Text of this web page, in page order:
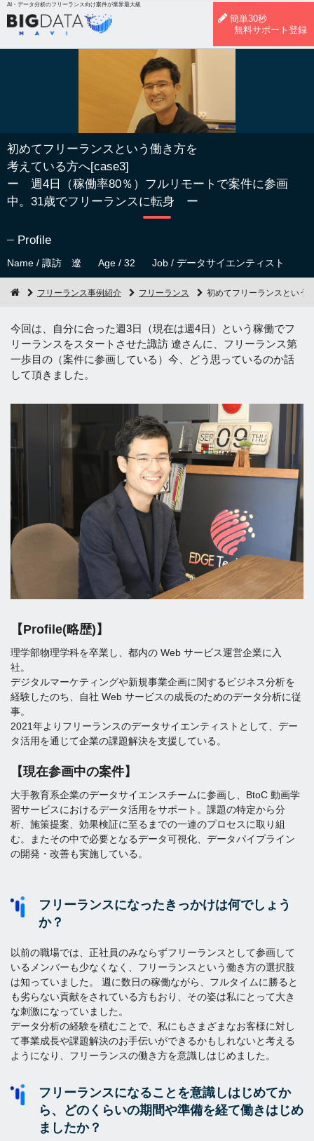
AI・データ分析のフリーランス向け案件が業界最大級
簡単30秒
無料サポート登録
初めてフリーランスという働き方を
考えている方へ[case3]
ー 週4日（稼働率80％）フルリモートで案件に参画
中。31歳でフリーランスに転身 ー
Profile
Name / 諏訪 遼 Age / 32 Job / データサイエンティスト
フリーランス事例紹介 フリーランス 初めてフリーランスという
今回は、自分に合った週3日（現在は週4日）という稼働でフ
リーランスをスタートさせた諏訪 遼さんに、フリーランス第
一歩目の（案件に参画している）今、どう思っているのか話
して頂きました。
【Profile(略歴)】
理学部物理学科を卒業し、都内の Web サービス運営企業に入
社。
デジタルマーケティングや新規事業企画に関するビジネス分析を
経験したのち、自社 Web サービスの成長のためのデータ分析に従
事。
2021年よりフリーランスのデータサイエンティストとして、デー
タ活用を通じて企業の課題解決を支援している。
【現在参画中の案件】
大手教育系企業のデータサイエンスチームに参画し、BtoC 動画学
習サービスにおけるデータ活用をサポート。課題の特定から分
析、施策提案、効果検証に至るまでの一連のプロセスに取り組
む。またその中で必要となるデータ可視化、データパイプライン
の開発・改善も実施している。
フリーランスになったきっかけは何でしょう
か？
以前の職場では、正社員のみならずフリーランスとして参画して
いるメンバーも少なくなく、フリーランスという働き方の選択肢
は知っていました。 週に数日の稼働ながら、フルタイムに勝ると
も劣らない貢献をされている方もおり、その姿は私にとって大き
な刺激になっていました。
データ分析の経験を積むことで、私にもさまざまなお客様に対し
て事業成長や課題解決のお手伝いができるかもしれないと考える
ようになり、フリーランスの働き方を意識しはじめました。
フリーランスになることを意識しはじめてか
ら、どのくらいの期間や準備を経て働きはじめ
ましたか？